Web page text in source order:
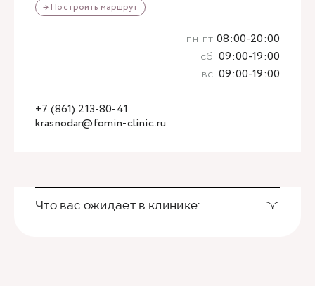
→ Построить маршрут
krasnodar@fomin-clinic.ru
+7 (861) 213-80-41
пн-пт 08:00-20:00
сб 09:00-19:00
вс 09:00-19:00
Что вас ожидает в клинике: